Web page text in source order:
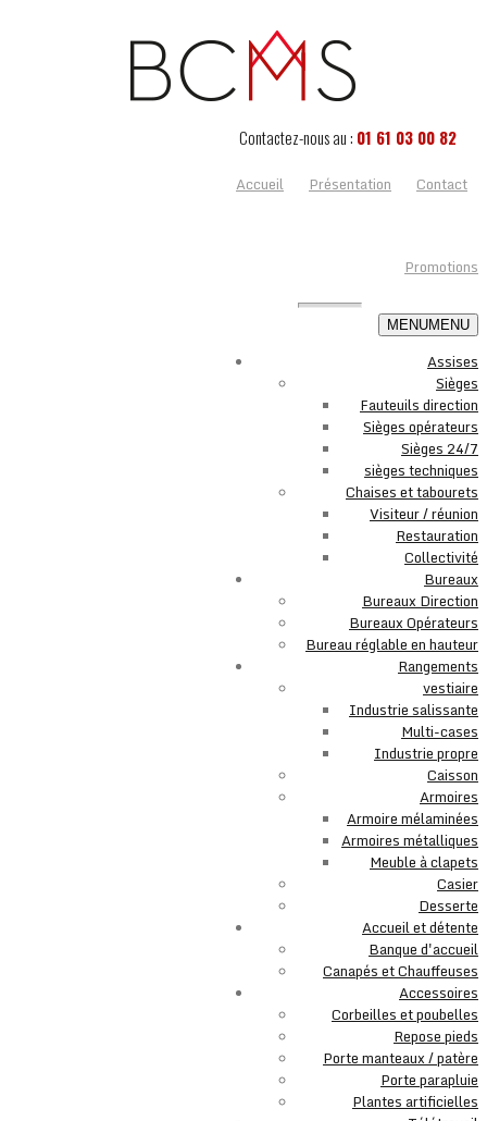
Contactez-nous au : 01 61 03 00 82
Accueil
Présentation Contact
Promotions
MENUMENU
Assises
Sièges
Fauteuils direction
Sièges opérateurs
Sièges 24/7
sièges techniques
Chaises et tabourets
Visiteur / réunion
Restauration
Collectivité
Bureaux
Bureaux Direction
Bureaux Opérateurs
Bureau réglable en hauteur
Rangements
vestiaire
Industrie salissante
Multi-cases
Industrie propre
Caisson
Armoires
Armoire mélaminées
Armoires métalliques
Meuble à clapets
Casier
Desserte
Accueil et détente
Banque d'accueil
Canapés et Chauffeuses
Accessoires
Corbeilles et poubelles
Repose pieds
Porte manteaux / patère
Porte parapluie
Plantes artificielles